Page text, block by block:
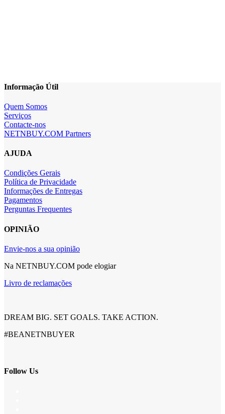
Informação Útil
Quem Somos
Serviços
Contacte-nos
NETNBUY.COM Partners
AJUDA
Condições Gerais
Política de Privacidade
Informações de Entregas
Pagamentos
Perguntas Frequentes
OPINIÃO
Envie-nos a sua opinião
Na NETNBUY.COM pode elogiar
Livro de reclamações
DREAM BIG. SET GOALS. TAKE ACTION.
#BEANETNBUYER
Follow Us